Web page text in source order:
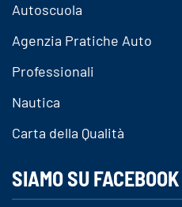
Autoscuola
Agenzia Pratiche Auto
Professionali
Nautica
Carta della Qualità
SIAMO SU FACEBOOK